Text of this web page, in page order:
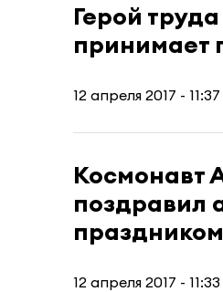
Герой
принимает
12 апреля 2017 - 11:37
Космонавт
поздравил
праздником
12 апреля 2017 - 11:33